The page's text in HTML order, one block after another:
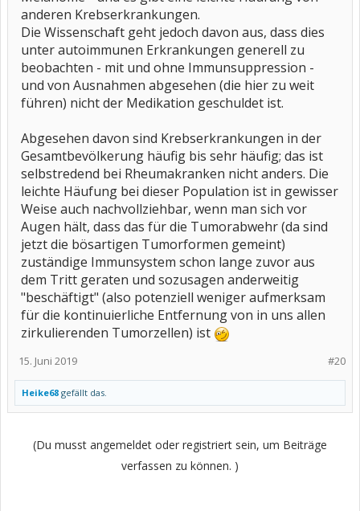
anderen Krebserkrankungen.
Die Wissenschaft geht jedoch davon aus, dass dies
unter autoimmunen Erkrankungen generell zu
beobachten - mit und ohne Immunsuppression -
und von Ausnahmen abgesehen (die hier zu weit
führen) nicht der Medikation geschuldet ist.
Abgesehen davon sind Krebserkrankungen in der
Gesamtbevölkerung häufig bis sehr häufig; das ist
selbstredend bei Rheumakranken nicht anders. Die
leichte Häufung bei dieser Population ist in gewisser
Weise auch nachvollziehbar, wenn man sich vor
Augen hält, dass das für die Tumorabwehr (da sind
jetzt die bösartigen Tumorformen gemeint)
zuständige Immunsystem schon lange zuvor aus
dem Tritt geraten und sozusagen anderweitig
"beschäftigt" (also potenziell weniger aufmerksam
für die kontinuierliche Entfernung von in uns allen
zirkulierenden Tumorzellen) ist
#20
15. Juni 2019
Heike68 gefällt das.
(Du musst angemeldet oder registriert sein, um Beiträge
verfassen zu können. )